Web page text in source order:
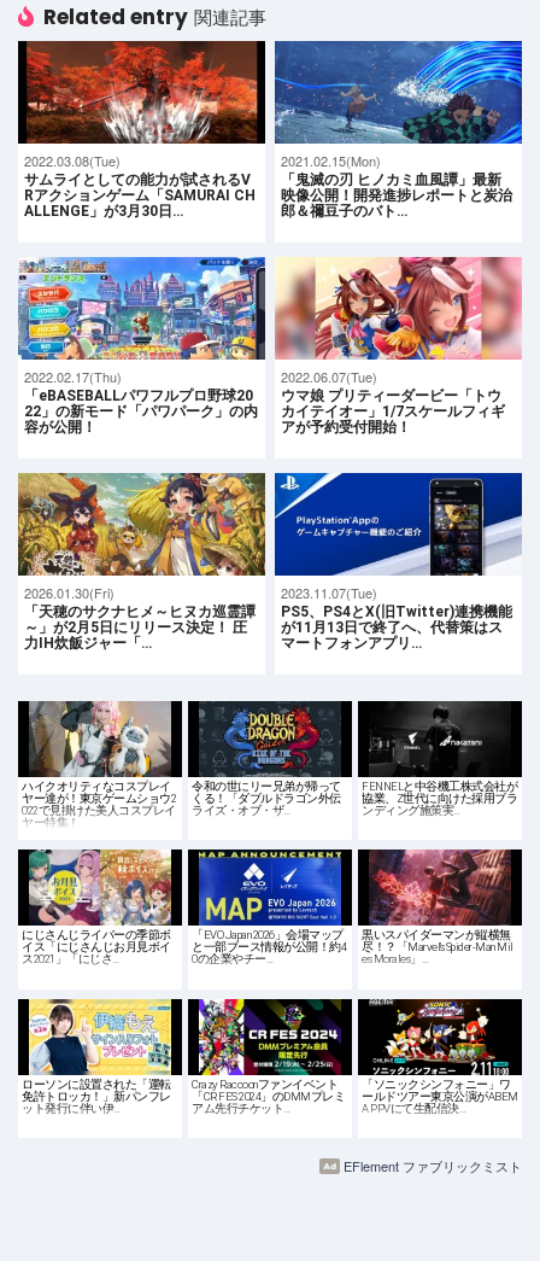
Related entry 関連記事
2022.03.08(Tue)
サムライとしての能力が試されるV
Rアクションゲーム「SAMURAI CH
ALLENGE」が3月30日…
2021.02.15(Mon)
「鬼滅の刃 ヒノカミ血風譚」最新
映像公開！開発進捗レポートと炭治
郎＆禰豆子のバト…
2022.02.17(Thu)
「eBASEBALLパワフルプロ野球20
22」の新モード「パワパーク」の内
容が公開！
2022.06.07(Tue)
ウマ娘 プリティーダービー「トウ
カイテイオー」1/7スケールフィギ
アが予約受付開始！
2026.01.30(Fri)
「天穂のサクナヒメ～ヒヌカ巡霊譚
～」が2月5日にリリース決定！ 圧
力IH炊飯ジャー「…
2023.11.07(Tue)
PS5、PS4とX(旧Twitter)連携機能
が11月13日で終了へ、代替策はス
マートフォンアプリ…
ハイクオリティなコスプレイ
ヤー達が！東京ゲームショウ2
022で見掛けた美人コスプレイ
ヤー特集！
令和の世にリー兄弟が帰って
くる！「ダブルドラゴン外伝
ライズ・オブ・ザ…
FENNELと中谷機工株式会社が
協業、Z世代に向けた採用ブラ
ンディング施策実…
にじさんじライバーの季節ボ
イス「にじさんじお月見ボイ
ス2021」「にじさ…
「EVO Japan 2026」会場マップ
と一部ブース情報が公開！約4
0の企業やチー…
黒いスパイダーマンが縦横無
尽！？「Marvel’s Spider-Man Mil
es Morales」…
ローソンに設置された「運転
免許トロッカ！」新パンフレ
ット発行に伴い伊…
Crazy Raccoonファンイベント
「CR FES 2024」のDMMプレミ
アム先行チケット…
「ソニックシンフォニー」ワ
ールドツアー東京公演がABEM
A PPVにて生配信決…
EFlement ファブリックミスト